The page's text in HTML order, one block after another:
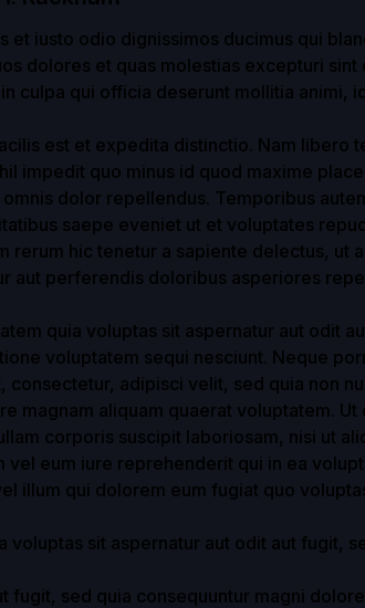
et iusto odio dignissimos ducimus qui
dolores et quas molestias excepturi
culpa qui officia deserunt mollitia animi,
est et expedita distinctio. Nam libero
impedit quo minus id quod maxime
dolor repellendus. Temporibus
saepe eveniet ut et voluptates
rerum hic tenetur a sapiente delectus, ut
aut perferendis doloribus asperiores
quia voluptas sit aspernatur aut odit
voluptatem sequi nesciunt. Neque
consectetur, adipisci velit, sed quia non
magnam aliquam quaerat voluptatem. Ut
corporis suscipit laboriosam, nisi ut
vel eum iure reprehenderit qui in ea
illum qui dolorem eum fugiat quo
voluptas sit aspernatur aut odit aut fugit,
fugit, sed quia consequuntur magni